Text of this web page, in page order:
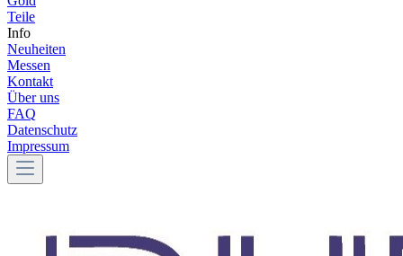
Teile
Info
Neuheiten
Messen
Kontakt
Über uns
FAQ
Datenschutz
Impressum